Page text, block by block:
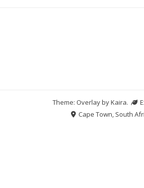
Theme: Overlay byKaira.
Cape Town, South